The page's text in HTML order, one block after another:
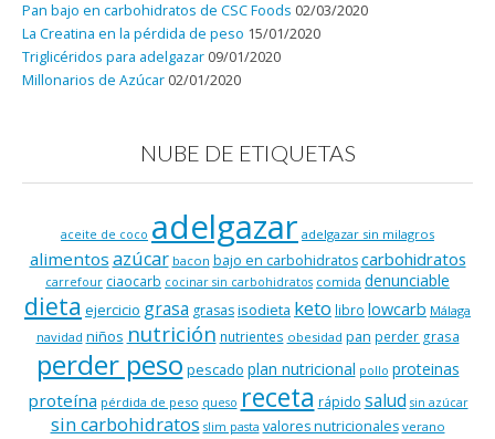
Pan bajo en carbohidratos de CSC Foods 02/03/2020
La Creatina en la pérdida de peso 15/01/2020
Triglicéridos para adelgazar 09/01/2020
Millonarios de Azúcar 02/01/2020
NUBE DE ETIQUETAS
aceite de coco adelgazar adelgazar sin milagros
alimentos azúcar bacon bajo en carbohidratos carbohidratos
carrefour ciaocarb cocinar sin carbohidratos comida denunciable
dieta ejercicio grasa grasasisodieta keto libro lowcarb Málaga
navidad niños nutrición nutrientes obesidad pan perder grasa
perder peso pescado plan nutricional pollo proteinas
proteína pérdida de peso queso receta rápido salud sin azúcar
sin carbohidratos slim pasta valores nutricionales verano